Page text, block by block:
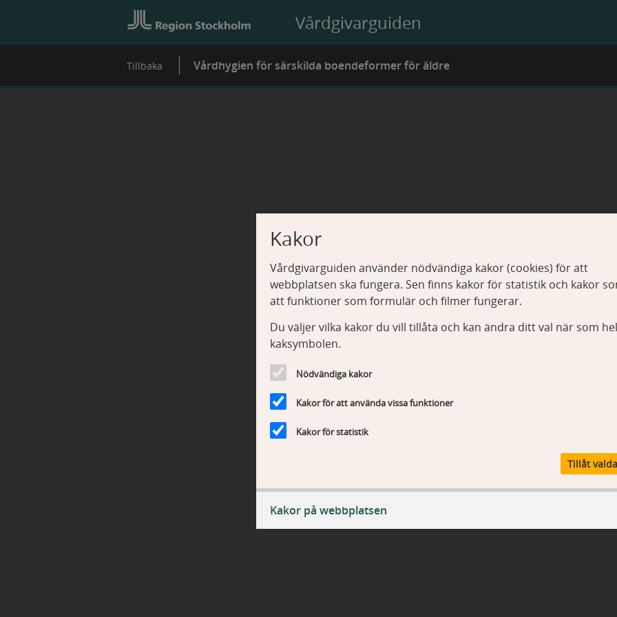
Kakor
Vårdgivarguiden använder nödvändiga kakor (cookies) för att
webbplatsen ska fungera. Sen finns kakor för statistik och kakor
att funktioner som formulär och filmer fungerar.
Du väljer vilka kakor du vill tillåta och kan ändra ditt val när som
kaksymbolen.
Nödvändiga kakor
Kakor för att använda vissa funktioner
Kakor för statistik
Tillåt
Kakor på webbplatsen
Vårdgivarguiden
Tillbaka Vårdhygien för särskilda boendeformer för äldre